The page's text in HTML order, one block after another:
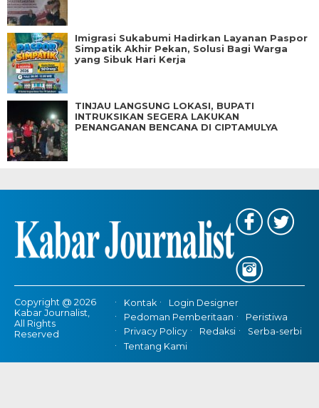
Imigrasi Sukabumi Hadirkan Layanan Paspor
Simpatik Akhir Pekan, Solusi Bagi Warga
yang Sibuk Hari Kerja
TINJAU LANGSUNG LOKASI, BUPATI
INTRUKSIKAN SEGERA LAKUKAN
PENANGANAN BENCANA DI CIPTAMULYA
Copyright @ 2026
Kabar Journalist,
All Rights
Reserved
Kontak
Login Designer
Pedoman Pemberitaan
Peristiwa
Privacy Policy
Redaksi
Serba-serbi
Tentang Kami